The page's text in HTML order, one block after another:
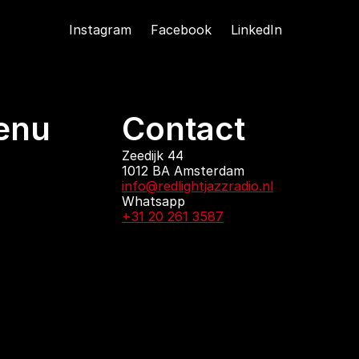
Instagram Facebook LinkedIn
Contact
Zeedijk 44
1012 BA Amsterdam
info@redlightjazzradio.nl
Whatsapp
+31 20 261 3587